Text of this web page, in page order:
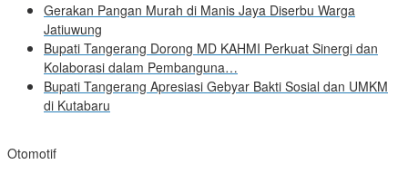
Gerakan Pangan Murah di Manis Jaya Diserbu Warga
Jatiuwung
Bupati Tangerang Dorong MD KAHMI Perkuat Sinergi dan
Kolaborasi dalam Pembanguna…
Bupati Tangerang Apresiasi Gebyar Bakti Sosial dan UMKM
di Kutabaru
Otomotif